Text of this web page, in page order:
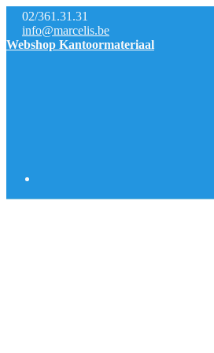
02/361.31.31
info@marcelis.be
Webshop Kantoormateriaal